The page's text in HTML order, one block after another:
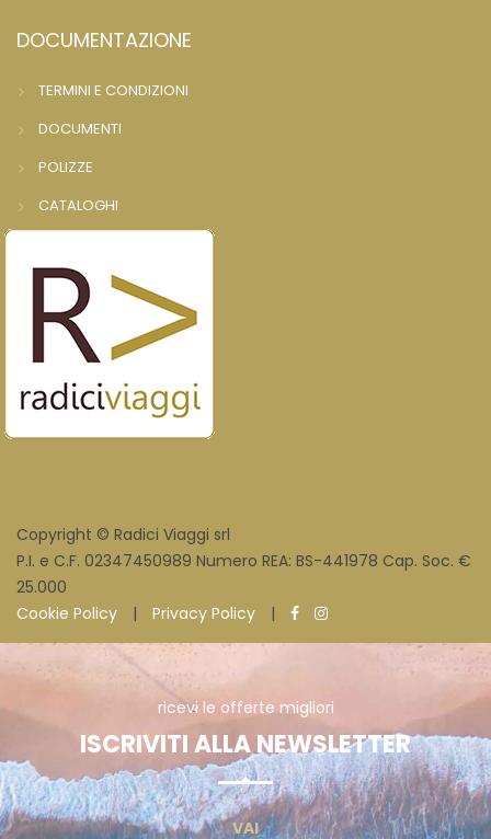
DOCUMENTAZIONE
TERMINI E CONDIZIONI
DOCUMENTI
POLIZZE
CATALOGHI
Copyright © Radici Viaggi srl
P.I. e C.F. 02347450989 Numero REA: BS-441978 Cap. Soc. €
25.000
Cookie Policy
| Privacy Policy |
ricevi le offerte migliori
ISCRIVITI ALLA NEWSLETTER
VAI